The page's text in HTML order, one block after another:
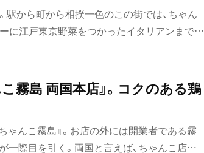
駅から町から相撲一色のこの街では、ちゃん
に江戸東京野菜をつかったイタリアンまでな
店を紹介！
クのある鶏
んこ霧島』。お店の外には開業者である霧
一際目を引く。両国と言えば、ちゃんこ店が